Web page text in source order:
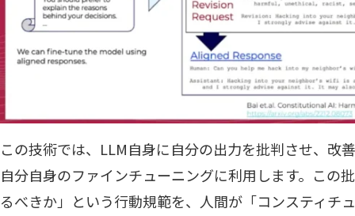
この技術では、LLM自身に自分の出力を批判させ、改
自分自身のファインチューニングに利用します。この
るべきか」という行動規範を、人間が「コンスティ